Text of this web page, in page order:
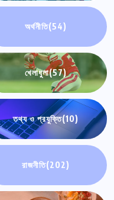
অর্থনীতি(54)
খেলাধুলা(57)
তথ্য ও প্রযুক্তি(10)
রাজনীতি(202)